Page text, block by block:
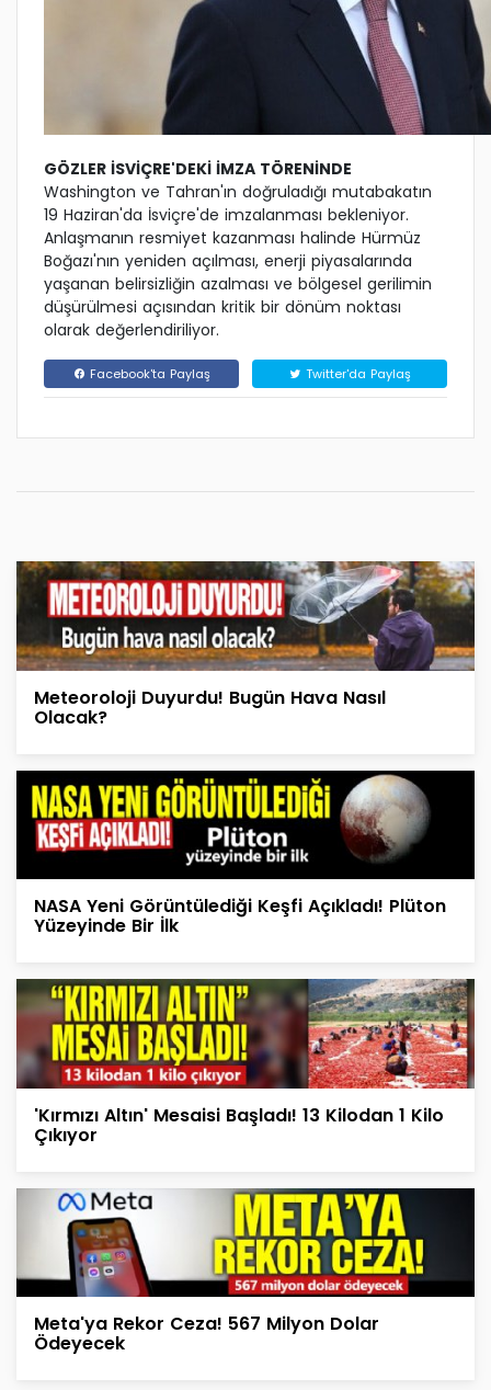
GÖZLER İSVİÇRE'DEKİ İMZA TÖRENİNDE
Washington ve Tahran'ın doğruladığı mutabakatın
19 Haziran'da İsviçre'de imzalanması bekleniyor.
Anlaşmanın resmiyet kazanması halinde Hürmüz
Boğazı'nın yeniden açılması, enerji piyasalarında
yaşanan belirsizliğin azalması ve bölgesel gerilimin
düşürülmesi açısından kritik bir dönüm noktası
olarak değerlendiriliyor.
Facebook'ta Paylaş Twitter'da Paylaş
Meteoroloji Duyurdu! Bugün Hava Nasıl
Olacak?
NASA Yeni Görüntülediği Keşfi Açıkladı! Plüton
Yüzeyinde Bir İlk
'Kırmızı Altın' Mesaisi Başladı! 13 Kilodan 1 Kilo
Çıkıyor
Meta'ya Rekor Ceza! 567 Milyon Dolar
Ödeyecek